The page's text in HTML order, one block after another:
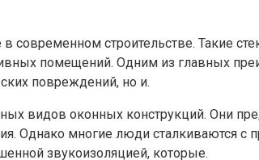
современном строительстве. Такие
помещений. Одним из главных
повреждений, но и.
видов оконных конструкций. Они
Однако многие люди сталкиваются
звукоизоляцией, которые.